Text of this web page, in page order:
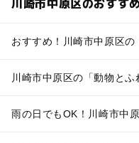
おすすめ！川崎市中原区の
川崎市中原区の「動物とふ
雨の日でもOK！川崎市中